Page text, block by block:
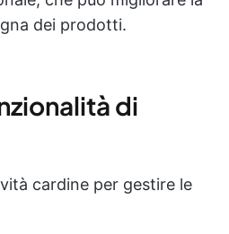
dei prodotti.
di
cardine per gestire le